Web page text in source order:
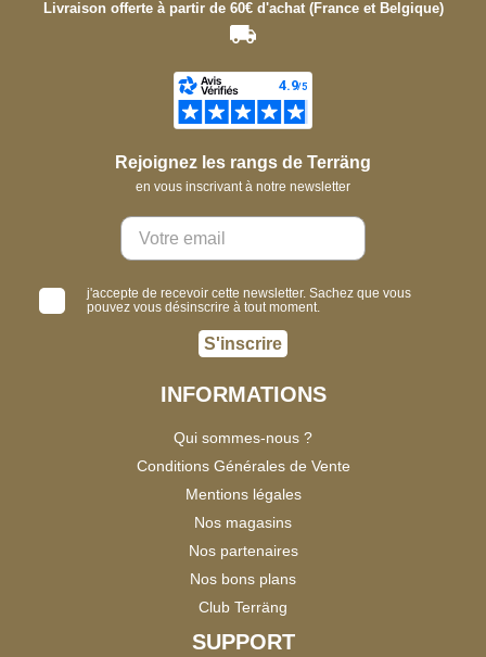
Livraison offerte à partir de 60€ d'achat (France et Belgique)
Rejoignez les rangs de Terräng
en vous inscrivant à notre newsletter
j'accepte de recevoir cette newsletter. Sachez que vous
pouvez vous désinscrire à tout moment.
S'inscrire
INFORMATIONS
Qui sommes-nous ?
Conditions Générales de Vente
Mentions légales
Nos magasins
Nos partenaires
Nos bons plans
Club Terräng
SUPPORT